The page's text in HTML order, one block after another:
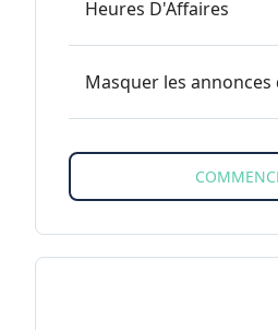
Heures D'Affaires
Masquer les